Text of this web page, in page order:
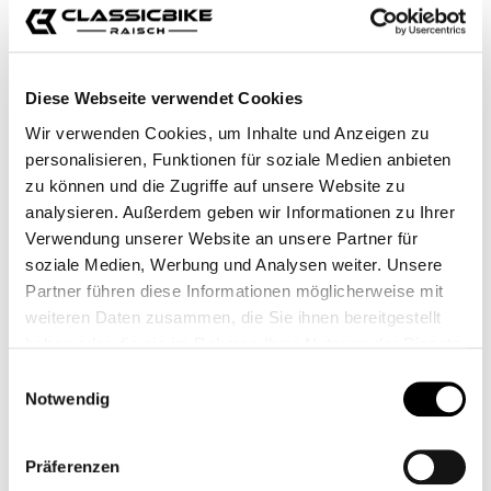
Diese Webseite verwendet Cookies
Wir verwenden Cookies, um Inhalte und Anzeigen zu
personalisieren, Funktionen für soziale Medien anbieten
zu können und die Zugriffe auf unsere Website zu
analysieren. Außerdem geben wir Informationen zu Ihrer
Verwendung unserer Website an unsere Partner für
soziale Medien, Werbung und Analysen weiter. Unsere
Partner führen diese Informationen möglicherweise mit
weiteren Daten zusammen, die Sie ihnen bereitgestellt
Notwendig
Präferenzen
TANK PAD - LEGACY
69,00 €*
LEDER TANKPAD -
COOL
Ab 99,95 €*